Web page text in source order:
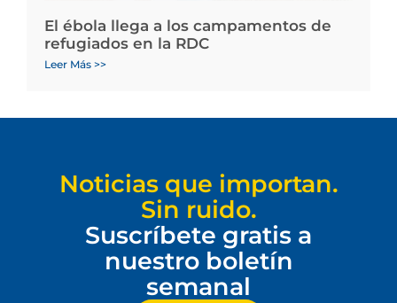
El ébola llega a los campamentos de
refugiados en la RDC
Leer Más >>
Noticias que importan.
Sin ruido.
Suscríbete gratis a
nuestro boletín
semanal